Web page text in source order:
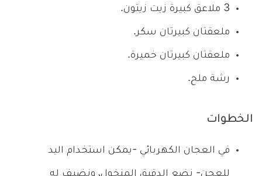
3 ملاعق كبيرة زيت زيتون.
ملعقتان كبيرتان سكر.
ملعقتان كبيرتان خميرة.
رشة ملح.
الخطوات
في العجان الكهربائي -يمكن استخدام اليد